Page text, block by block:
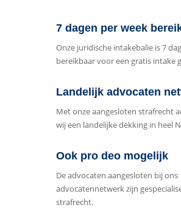
7 dagen per week
Onze juridische intakebalie is 7
bereikbaar voor een gratis intake
Landelijk advocaten
Met onze aangesloten strafrecht
wij een landelijke dekking in heel
Ook pro deo mogelijk
De advocaten aangesloten bij ons
advocatennetwerk zijn
strafrecht.